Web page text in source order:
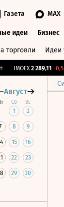
Газета MAX
идеи Бизнес
торговли Идеи
IMOEX 2 289,11 -
Август
Сб Вс
1 2
8 9
15 16
22 23
29 30